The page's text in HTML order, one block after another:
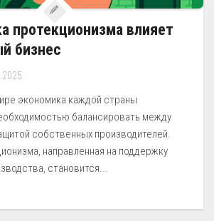
протекционизма влияет
бизнес
экономика каждой страны
балансировать между
собственных производителей.
направленная на поддержку
становится...